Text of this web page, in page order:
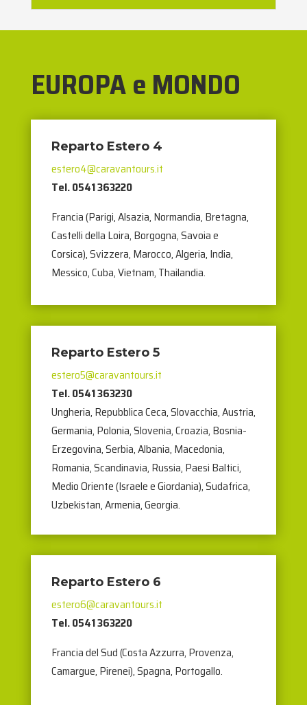
EUROPA e MONDO
Reparto Estero 4
estero4@caravantours.it
Tel. 0541 363220
Francia (Parigi, Alsazia, Normandia, Bretagna,
Castelli della Loira, Borgogna, Savoia e
Corsica), Svizzera, Marocco, Algeria, India,
Messico, Cuba, Vietnam, Thailandia.
Reparto Estero 5
estero5@caravantours.it
Tel. 0541 363230
Ungheria, Repubblica Ceca, Slovacchia, Austria,
Germania, Polonia, Slovenia, Croazia, Bosnia-
Erzegovina, Serbia, Albania, Macedonia,
Romania, Scandinavia, Russia, Paesi Baltici,
Medio Oriente (Israele e Giordania), Sudafrica,
Uzbekistan, Armenia, Georgia.
Reparto Estero 6
estero6@caravantours.it
Tel. 0541 363220
Francia del Sud (Costa Azzurra, Provenza,
Camargue, Pirenei), Spagna, Portogallo.